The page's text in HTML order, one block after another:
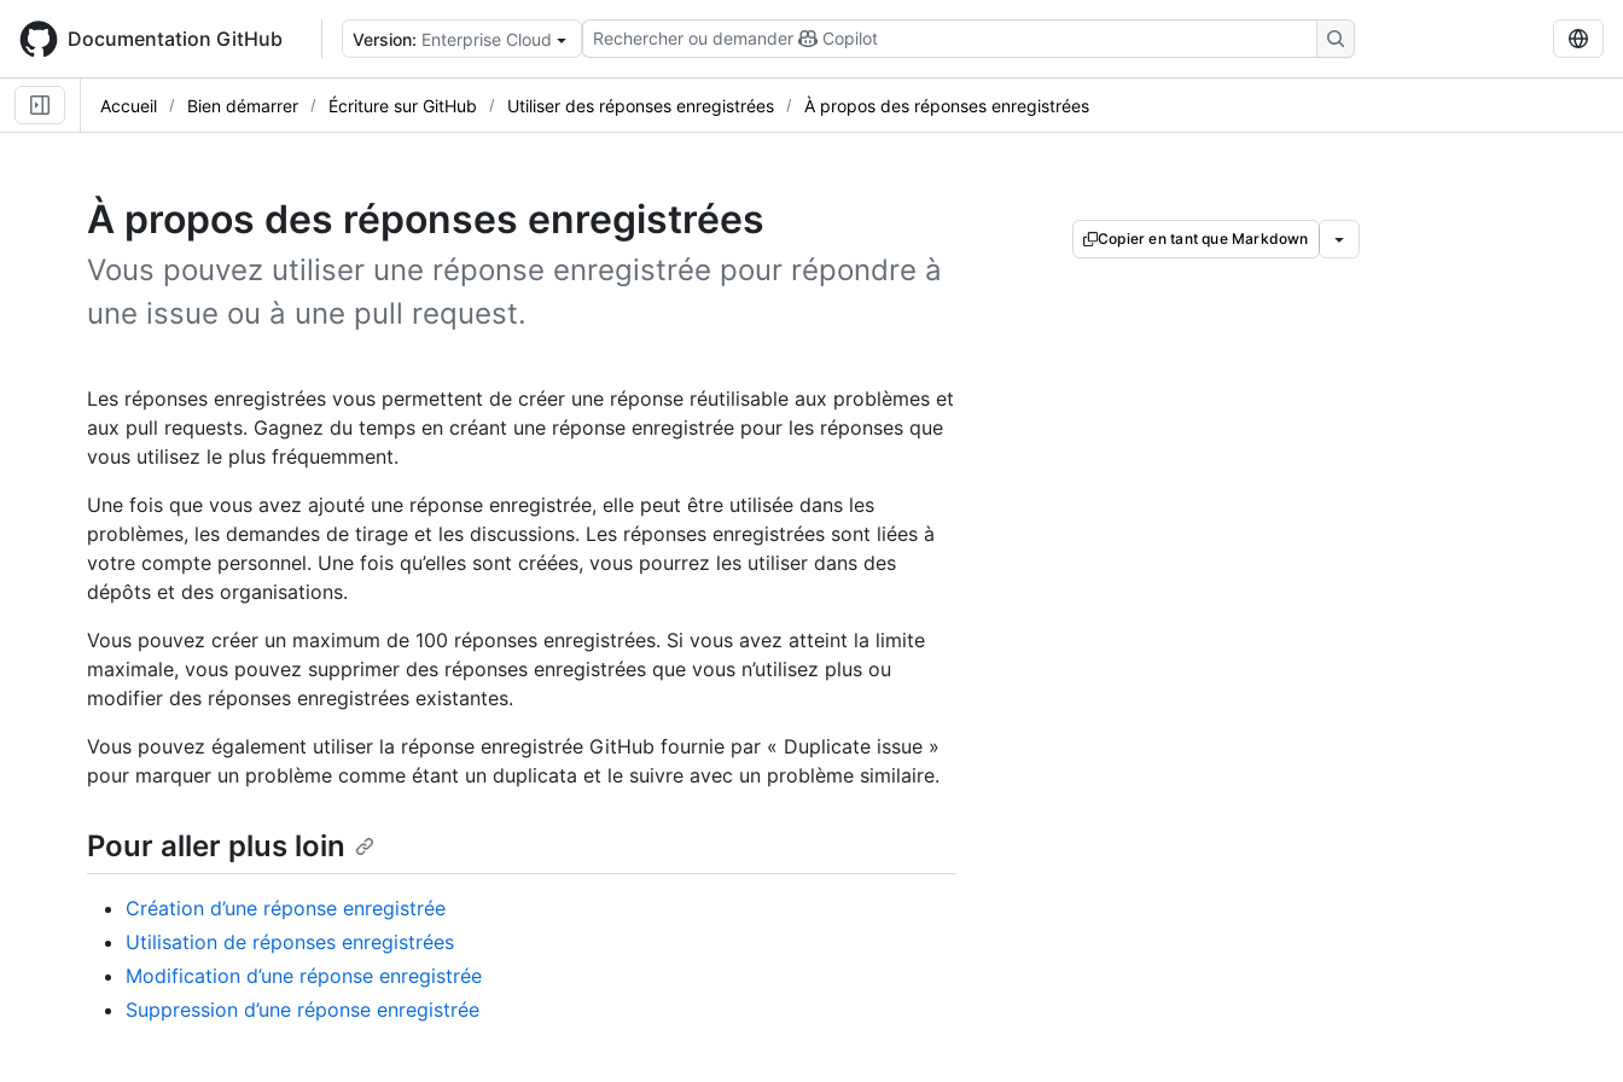
main
content
Documentation GitHub Version: Enterprise Cloud Rechercher ou demander Copilot
Accueil Bien démarrer Écriture sur GitHub Utiliser des réponses enregistrées À propos des réponses enregistrées
À propos des réponses enregistrées
Vous pouvez utiliser une réponse enregistrée pour répondre à
une issue ou à une pull request.
Copier en tant que Markdown
Les réponses enregistrées vous permettent de créer une réponse réutilisable aux problèmes et
aux pull requests. Gagnez du temps en créant une réponse enregistrée pour les réponses que
vous utilisez le plus fréquemment.
Une fois que vous avez ajouté une réponse enregistrée, elle peut être utilisée dans les
problèmes, les demandes de tirage et les discussions. Les réponses enregistrées sont liées à
votre compte personnel. Une fois qu’elles sont créées, vous pourrez les utiliser dans des
dépôts et des organisations.
Vous pouvez créer un maximum de 100 réponses enregistrées. Si vous avez atteint la limite
maximale, vous pouvez supprimer des réponses enregistrées que vous n’utilisez plus ou
modifier des réponses enregistrées existantes.
Vous pouvez également utiliser la réponse enregistrée GitHub fournie par « Duplicate issue »
pour marquer un problème comme étant un duplicata et le suivre avec un problème similaire.
Pour aller plus loin
Création d’une réponse enregistrée
Utilisation de réponses enregistrées
Modification d’une réponse enregistrée
Suppression d’une réponse enregistrée